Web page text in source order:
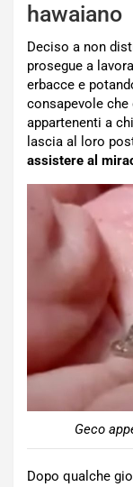
hawaiano
Deciso a non
prosegue a
erbacce e
consapevole
appartenenti a
lascia al loro
assistere al
Geco
Dopo qualche